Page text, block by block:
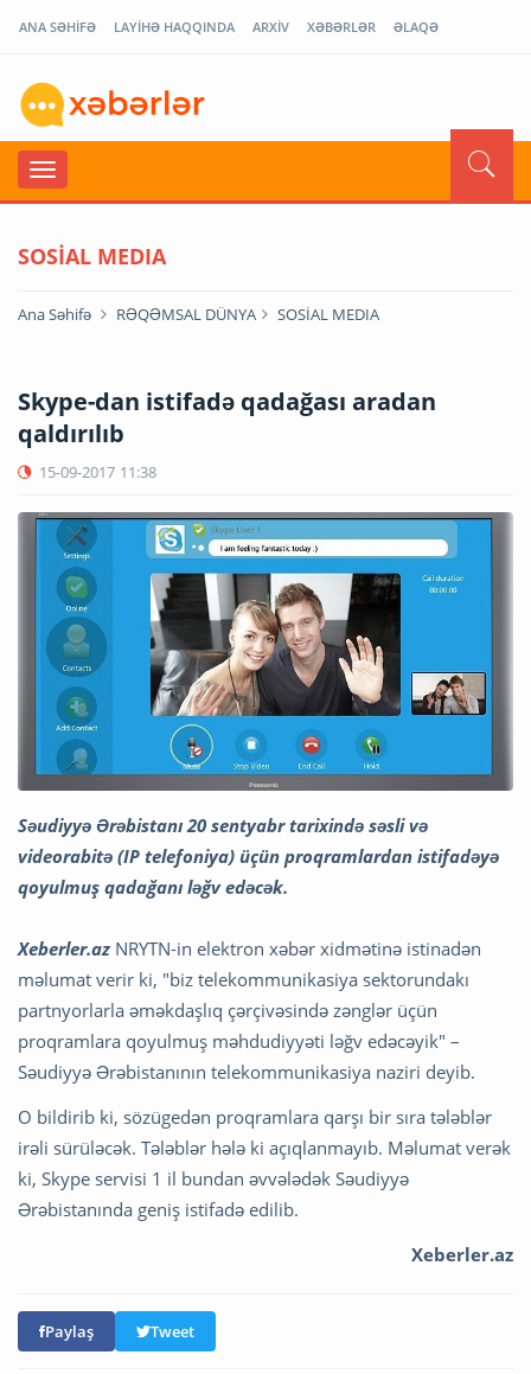
ANA SƏHİFƏ LAYİHƏ HAQQINDA ARXİV XƏBƏRLƏR ƏLAQƏ
SOSİAL MEDIA
Ana Səhifə RƏQƏMSAL DÜNYA SOSİAL MEDIA
Skype-dan istifadə qadağası aradan
qaldırılıb
15-09-2017 11:38
Səudiyyə Ərəbistanı 20 sentyabr tarixində səsli və
videorabitə (IP telefoniya) üçün proqramlardan istifadəyə
qoyulmuş qadağanı ləğv edəcək.
Xeberler.az NRYTN-in elektron xəbər xidmətinə istinadən
məlumat verir ki, "biz telekommunikasiya sektorundakı
partnyorlarla əməkdaşlıq çərçivəsində zənglər üçün
proqramlara qoyulmuş məhdudiyyəti ləğv edəcəyik" –
Səudiyyə Ərəbistanının telekommunikasiya naziri deyib.
O bildirib ki, sözügedən proqramlara qarşı bir sıra tələblər
irəli sürüləcək. Tələblər hələ ki açıqlanmayıb. Məlumat verək
ki, Skype servisi 1 il bundan əvvələdək Səudiyyə
Ərəbistanında geniş istifadə edilib.
Xeberler.az
Paylaş Tweet